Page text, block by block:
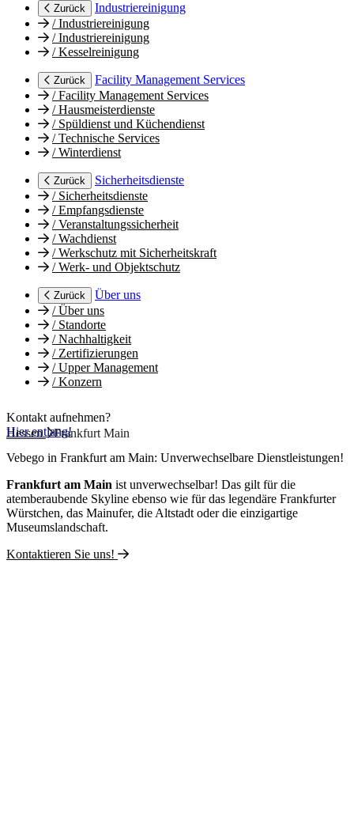
Zurück
Industriereinigung
/Industriereinigung
/Industriereinigung
/Kesselreinigung
Zurück
Facility Management Services
/Facility Management Services
/Hausmeisterdienste
/Spüldienst und Küchendienst
/Technische Services
/Winterdienst
Zurück
Sicherheitsdienste
/Sicherheitsdienste
/Empfangsdienste
/Veranstaltungssicherheit
/Wachdienst
/Werkschutz mit Sicherheitskraft
/Werk- und Objektschutz
Zurück
Über uns
/Über uns
/Standorte
/Nachhaltigkeit
/Zertifizierungen
/Upper Management
/Konzern
Kontakt aufnehmen?
Hier entlang!
Hessen Frankfurt Main
Vebego in Frankfurt am Main: Unverwechselbare Dienstleistungen!
Frankfurt am Main ist unverwechselbar! Das gilt für die
atemberaubende Skyline ebenso wie für das legendäre Frankfurter
Würstchen, das Mainufer, die Altstadt oder die einzigartige
Museumslandschaft.
Kontaktieren Sie uns!